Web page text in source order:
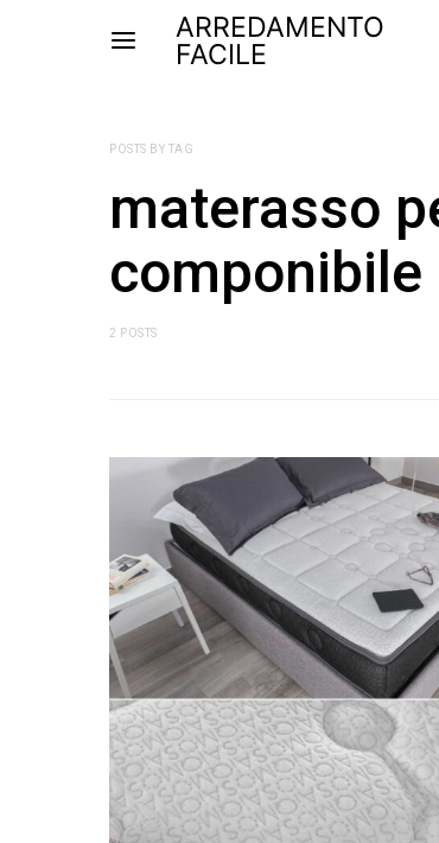
ARREDAMENTO
FACILE
POSTS BY TAG
materasso
componibile
2 POSTS